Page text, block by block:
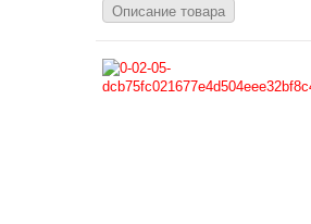
Описание товара